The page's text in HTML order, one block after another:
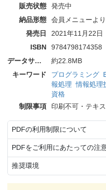
販売状態
発売中
納品形態
会員メニューよ
発売日
2021年11月22日
ISBN
9784798174358
データサイズ
約22.8MB
キーワード
プログラミング
報処理 情報処理
資格
制限事項
印刷不可・テキ
PDFの利用制限について
PDFをご利用にあたっての注
推奨環境